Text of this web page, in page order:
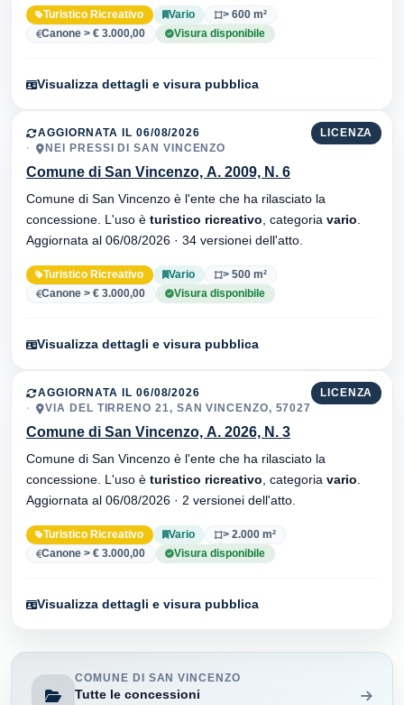
Turistico Ricreativo Vario
> 600 m²
Canone > € 3.000,00
Visura disponibile
Visualizza dettagli e visura pubblica
LICENZA
AGGIORNATA IL 06/08/2026
NEI PRESSI DI SAN VINCENZO
Comune di San Vincenzo, A. 2009, N. 6
Comune di San Vincenzo è l'ente che ha rilasciato la
concessione. L'uso è turistico ricreativo , categoria vario
Aggiornata al 06/08/2026 · 34 versionei dell'atto.
Turistico Ricreativo Vario
> 500 m²
Canone > € 3.000,00
Visura disponibile
Visualizza dettagli e visura pubblica
LICENZA
AGGIORNATA IL 06/08/2026
VIA DEL TIRRENO 21, SAN VINCENZO, 57027
Comune di San Vincenzo, A. 2026, N. 3
Comune di San Vincenzo è l'ente che ha rilasciato la
concessione. L'uso è turistico ricreativo , categoria vario
Aggiornata al 06/08/2026 · 2 versionei dell'atto.
Turistico Ricreativo Vario
> 2.000 m²
Canone > € 3.000,00
Visura disponibile
Visualizza dettagli e visura pubblica
COMUNE DI SAN VINCENZO
Tutte le concessioni